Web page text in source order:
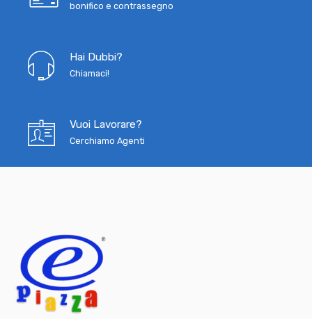
bonifico e contrassegno
Hai Dubbi?
Chiamaci!
Vuoi Lavorare?
Cerchiamo Agenti